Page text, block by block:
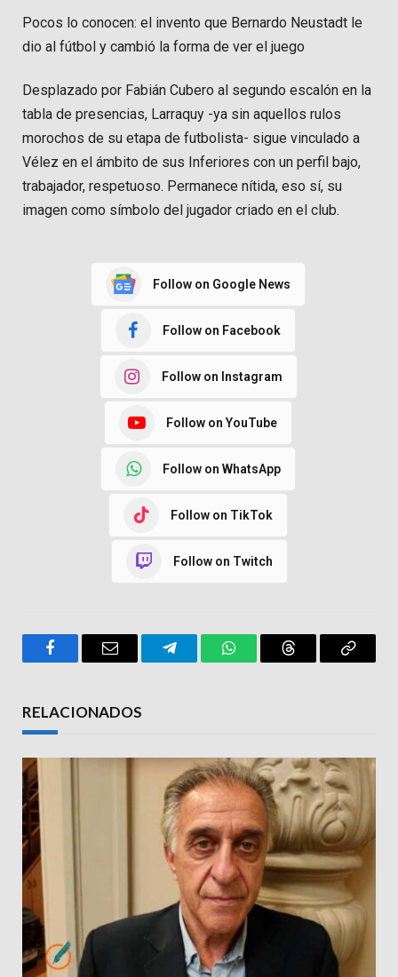
Pocos lo conocen: el invento que Bernardo Neustadt le
dio al fútbol y cambió la forma de ver el juego
Desplazado por Fabián Cubero al segundo escalón en la
tabla de presencias, Larraquy -ya sin aquellos rulos
morochos de su etapa de futbolista- sigue vinculado a
Vélez en el ámbito de sus Inferiores con un perfil bajo,
trabajador, respetuoso. Permanece nítida, eso sí, su
imagen como símbolo del jugador criado en el club.
Follow on Google News
Follow on Facebook
Follow on Instagram
Follow on YouTube
Follow on WhatsApp
Follow on TikTok
Follow on Twitch
FacebookEmail TelegramWhatsAppThreads Copy
RELACIONADOS